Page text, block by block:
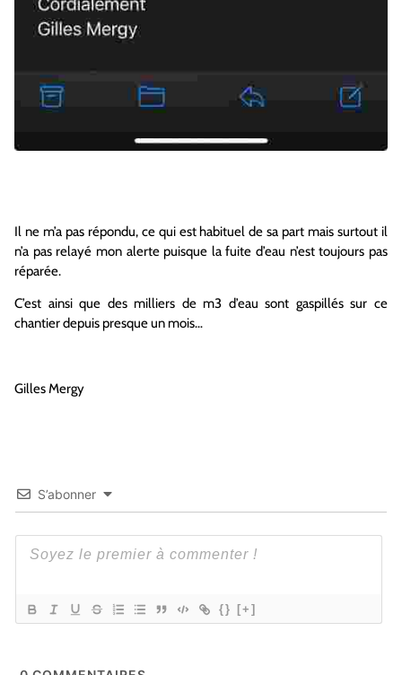
Il ne m’a pas répondu, ce qui est habituel de sa part mais surtout il
n’a pas relayé mon alerte puisque la fuite d’eau n’est toujours pas
réparée.
C’est ainsi que des milliers de m3 d’eau sont gaspillés sur ce
chantier depuis presque un mois…
Gilles Mergy
S’abonner
{} [+]